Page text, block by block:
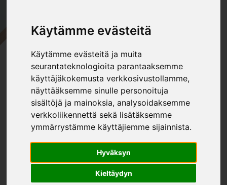
Käytämme evästeitä
Käytämme evästeitä ja muita
seurantateknologioita parantaaksemme
käyttäjäkokemusta verkkosivustollamme,
näyttääksemme sinulle personoituja
sisältöjä ja mainoksia, analysoidaksemme
verkkoliikennettä sekä lisätäksemme
ymmärrystämme käyttäjiemme sijainnista.
Hyväksyn
Kieltäydyn